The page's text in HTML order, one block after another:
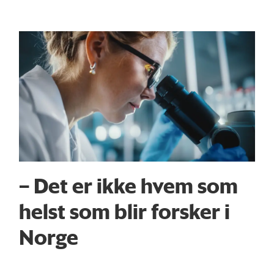
– Det er ikke hvem som
helst som blir forsker i
Norge